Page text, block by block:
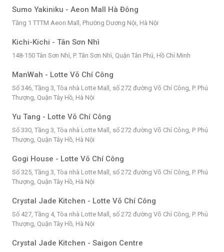
Sumo Yakiniku - Aeon Mall Hà Đông
Tầng 1 TTTM Aeon Mall, Phường Dương Nội, Hà Nội
Kichi-Kichi - Tân Sơn Nhì
148-150 Tân Sơn Nhì, P. Tân Sơn Nhì, Quận Tân Phú, Hồ Chí Minh
ManWah - Lotte Võ Chí Công
Số 346, Tầng 3, Tòa nhà Lotte Mall, số 272 đường Võ Chí Công, P. Phú
Thượng, Quận Tây Hồ, Hà Nội
Yu Tang - Lotte Võ Chí Công
Số 330, Tầng 3, Tòa nhà Lotte Mall, số 272 đường Võ Chí Công, P. Phú
Thượng, Quận Tây Hồ, Hà Nội
Gogi House - Lotte Võ Chí Công
Số 325, Tầng 3, Tòa nhà Lotte Mall, số 272 đường Võ Chí Công, P. Phú
Thượng, Quận Tây Hồ, Hà Nội
Crystal Jade Kitchen - Lotte Võ Chí Công
Số 427, Tầng 4, Tòa nhà Lotte Mall, số 272 đường Võ Chí Công, P. Phú
Thượng, Quận Tây Hồ, Hà Nội
Crystal Jade Kitchen - Saigon Centre